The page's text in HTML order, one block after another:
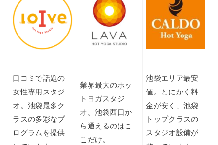
口コミで話題の
女性専用スタジ
オ。池袋最多ク
ラスの多彩なプ
ログラムを提供
業界最大のホッ
トヨガスタジ
オ。池袋西口か
ら通えるのはこ
こだけ。
池袋エリア最安
値。とにかく料
金が安く、池袋
トップクラスの
スタジオ設備が